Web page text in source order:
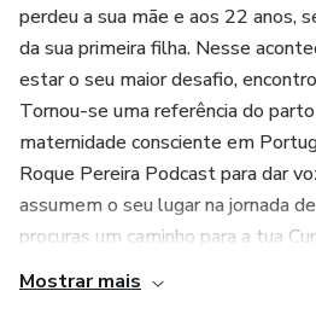
perdeu a sua mãe e aos 22 anos,
da sua primeira filha. Nesse
estar o seu maior desafio,
Tornou-se uma referência do
maternidade consciente em
Roque Pereira Podcast para dar
assumem o seu lugar na jornada
procuras um caminho para a tua
Mostrar mais